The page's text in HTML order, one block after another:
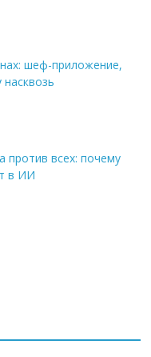
шеф-приложение,
всех: почему
в ИИ